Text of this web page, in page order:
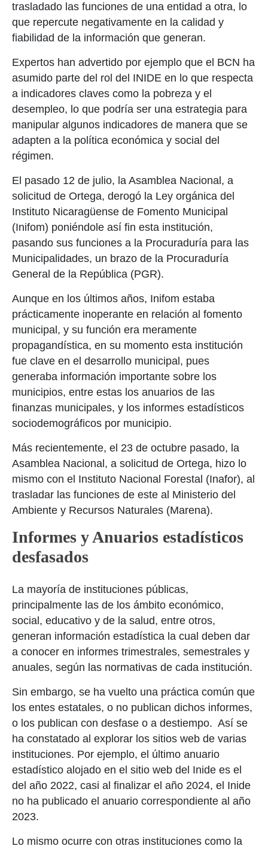
trasladado las funciones de una entidad a otra, lo
que repercute negativamente en la calidad y
fiabilidad de la información que generan.
Expertos han advertido por ejemplo que el BCN ha
asumido parte del rol del INIDE en lo que respecta
a indicadores claves como la pobreza y el
desempleo, lo que podría ser una estrategia para
manipular algunos indicadores de manera que se
adapten a la política económica y social del
régimen.
El pasado 12 de julio, la Asamblea Nacional, a
solicitud de Ortega, derogó la Ley orgánica del
Instituto Nicaragüense de Fomento Municipal
(Inifom) poniéndole así fin esta institución,
pasando sus funciones a la Procuraduría para las
Municipalidades, un brazo de la Procuraduría
General de la República (PGR).
Aunque en los últimos años, Inifom estaba
prácticamente inoperante en relación al fomento
municipal, y su función era meramente
propagandística, en su momento esta institución
fue clave en el desarrollo municipal, pues
generaba información importante sobre los
municipios, entre estas los anuarios de las
finanzas municipales, y los informes estadísticos
sociodemográficos por municipio.
Más recientemente, el 23 de octubre pasado, la
Asamblea Nacional, a solicitud de Ortega, hizo lo
mismo con el Instituto Nacional Forestal (Inafor), al
trasladar las funciones de este al Ministerio del
Ambiente y Recursos Naturales (Marena).
Informes y Anuarios estadísticos
desfasados
La mayoría de instituciones públicas,
principalmente las de los ámbito económico,
social, educativo y de la salud, entre otros,
generan información estadística la cual deben dar
a conocer en informes trimestrales, semestrales y
anuales, según las normativas de cada institución.
Sin embargo, se ha vuelto una práctica común que
los entes estatales, o no publican dichos informes,
o los publican con desfase o a destiempo. Así se
ha constatado al explorar los sitios web de varias
instituciones. Por ejemplo, el último anuario
estadístico alojado en el sitio web del Inide es el
del año 2022, casi al finalizar el año 2024, el Inide
no ha publicado el anuario correspondiente al año
2023.
Lo mismo ocurre con otras instituciones como la